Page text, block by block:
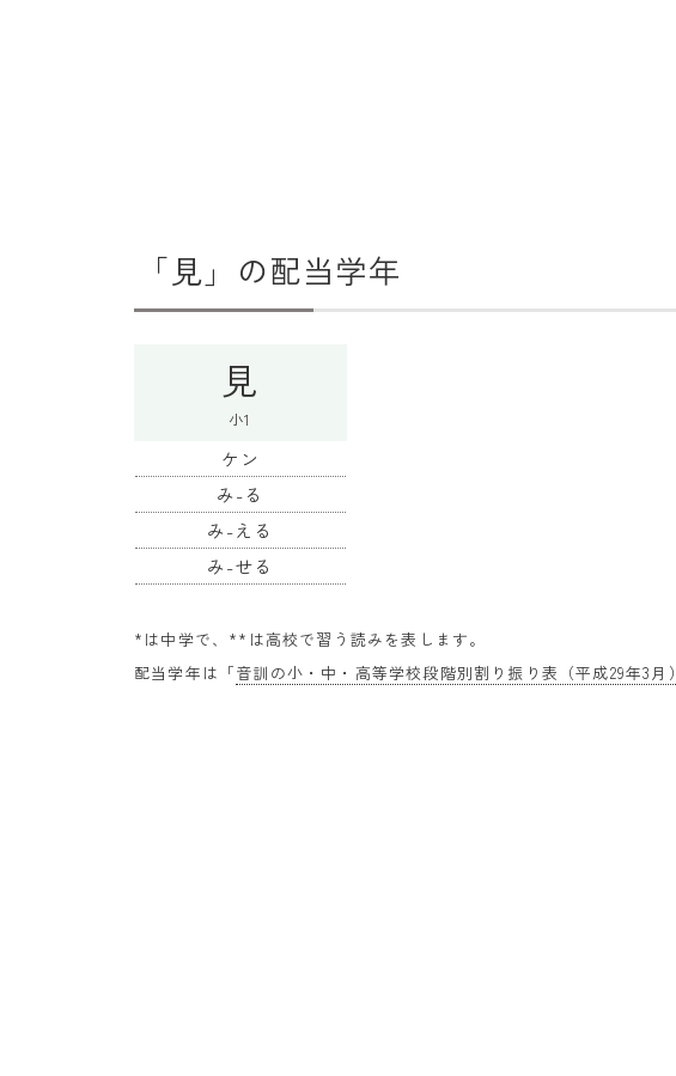
「見」の配当学年
見
小1
ケン
み-る
み-える
み-せる
*は中学で、**は高校で習う読みを表します。
配当学年は「音訓の小・中・高等学校段階別割り振り表（平成29年3月）